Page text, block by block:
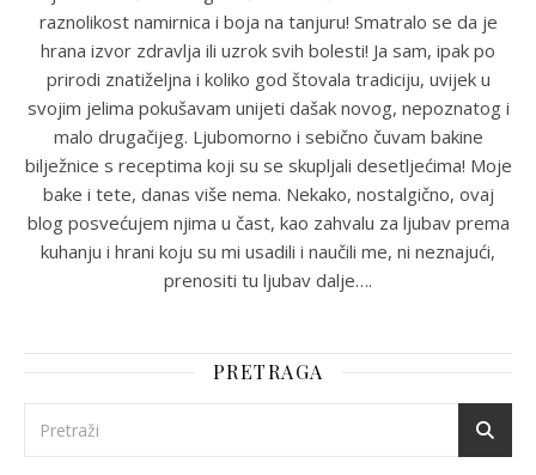
raznolikost namirnica i boja na tanjuru! Smatralo se da je
hrana izvor zdravlja ili uzrok svih bolesti! Ja sam, ipak po
prirodi znatiželjna i koliko god štovala tradiciju, uvijek u
svojim jelima pokušavam unijeti dašak novog, nepoznatog i
malo drugačijeg. Ljubomorno i sebično čuvam bakine
bilježnice s receptima koji su se skupljali desetljećima! Moje
bake i tete, danas više nema. Nekako, nostalgično, ovaj
blog posvećujem njima u čast, kao zahvalu za ljubav prema
kuhanju i hrani koju su mi usadili i naučili me, ni neznajući,
prenositi tu ljubav dalje….
PRETRAGA